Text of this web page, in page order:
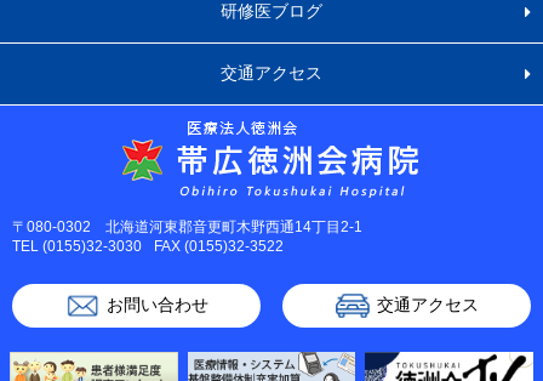
研修医ブログ
交通アクセス
〒080-0302 北海道河東郡音更町木野西通14丁目2-1
TEL (0155)32-3030
FAX (0155)32-3522
お問い合わせ 交通アクセス